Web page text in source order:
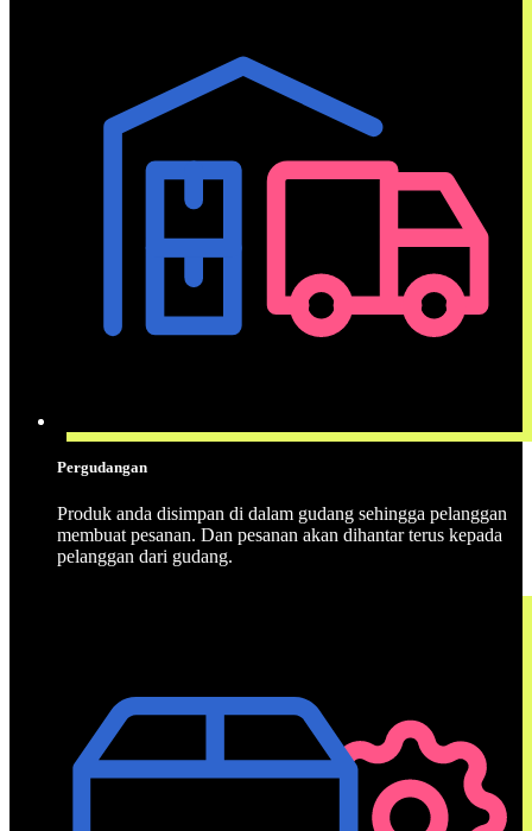
Pergudangan
Produk anda disimpan di dalam gudang sehingga pelanggan
membuat pesanan. Dan pesanan akan dihantar terus kepada
pelanggan dari gudang.